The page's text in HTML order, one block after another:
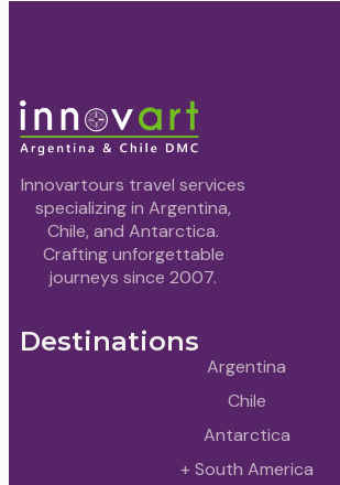
Innovartours travel services
specializing in Argentina,
Chile, and Antarctica.
Crafting unforgettable
journeys since 2007.
Destinations
Argentina
Chile
Antarctica
+ South America